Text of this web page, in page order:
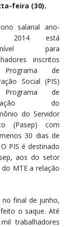
feira (30).
salarial ano-
2014 está
para
inscritos
de
Social (PIS)
de
do
do Servidor
(Pasep) com
30 dias de
PIS é destinado
aos do setor
MTE a relação
no final de junho,
o saque. Até
trabalhadores